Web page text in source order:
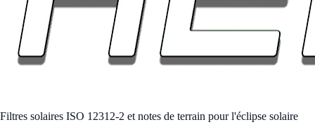
Filtres solaires ISO 12312-2 et notes de terrain pour l'éclipse solaire